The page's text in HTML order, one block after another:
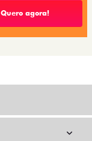
Quero agora!